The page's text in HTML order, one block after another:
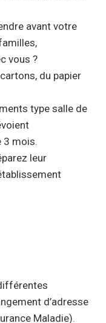
avant votre
vous ?
du papier
type salle de
3 mois.
leur
d’adresse
Maladie).